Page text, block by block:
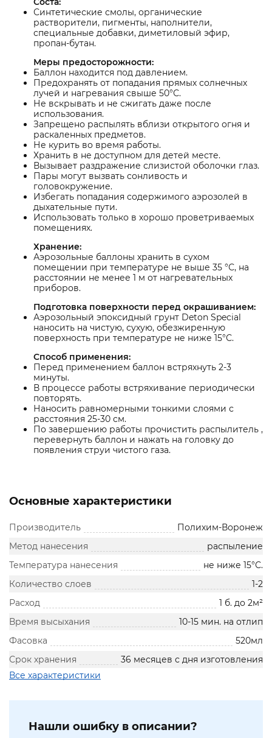
Синтетические смолы, органические
растворители, пигменты, наполнители,
специальные добавки, диметиловый эфир,
пропан-бутан.
Меры предосторожности:
Баллон находится под давлением.
Предохранять от попадания прямых солнечных
лучей и нагревания свыше 50°С.
Не вскрывать и не сжигать даже после
использования.
Запрещено распылять вблизи открытого огня и
раскаленных предметов.
Не курить во время работы.
Хранить в не доступном для детей месте.
Вызывает раздражение слизистой оболочки глаз.
Пары могут вызвать сонливость и
головокружение.
Избегать попадания содержимого аэрозолей в
дыхательные пути.
Использовать только в хорошо проветриваемых
помещениях.
Хранение:
Аэрозольные баллоны хранить в сухом
помещении при температуре не выше 35 °С, на
расстоянии не менее 1 м от нагревательных
приборов.
Подготовка поверхности перед окрашиванием:
Аэрозольный эпоксидный грунт Deton Special
наносить на чистую, сухую, обезжиренную
поверхность при температуре не ниже 15°С.
Способ применения:
Перед применением баллон встряхнуть 2-3
минуты.
В процессе работы встряхивание периодически
повторять.
Наносить равномерными тонкими слоями с
расстояния 25-30 см.
По завершению работы прочистить распылитель ,
перевернуть баллон и нажать на головку до
появления струи чистого газа.
Основные характеристики
Производитель
Полихим-Воронеж
Метод нанесения
распыление
Температура нанесения
не ниже 15°С.
Количество слоев
1-2
Расход
1 б. до 2м²
Время высыхания
10-15 мин. на отлип
Фасовка
520мл
Срок хранения
36 месяцев с дня изготовления
Все характеристики
Нашли ошибку в описании?